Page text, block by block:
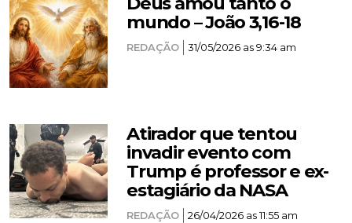
mundo – João 3,16-18
REDAÇÃO 31/05/2026 as 9:34 am
Atirador que tentou
invadir evento com
Trump é professor e ex-
estagiário da NASA
REDAÇÃO 26/04/2026 as 11:55 am